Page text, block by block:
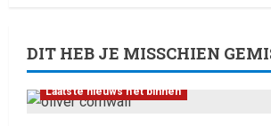
DIT HEB JE MISSCHIEN
Laatste nieuws net binnen